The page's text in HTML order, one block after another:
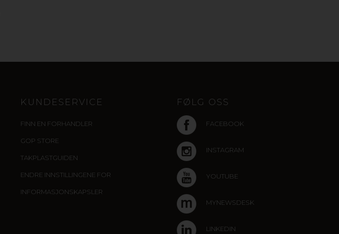
KUNDESERVICE
FINN EN FORHANDLER
GOP STORE
TAKPLASTGUIDEN
ENDRE INNSTILLINGENE FOR
INFORMASJONSKAPSLER
FØLG OSS
FACEBOOK
INSTAGRAM
YOUTUBE
MYNEWSDESK
LINKEDIN